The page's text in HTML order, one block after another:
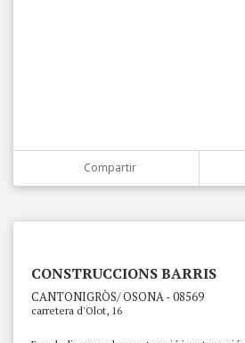
Compartir
CONSTRUCCIONS BARRIS
CANTONIGRÒS/ OSONA - 08569
carretera d'Olot, 16